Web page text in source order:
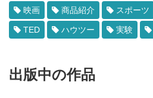
映画 商品紹介 スポーツ
TED ハウツー 実験
出版中の作品